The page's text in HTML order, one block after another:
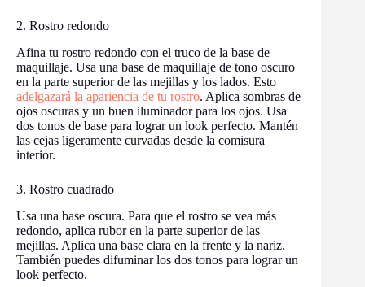
2. Rostro redondo
Afina tu rostro redondo con el truco de la base de
maquillaje. Usa una base de maquillaje de tono oscuro
en la parte superior de las mejillas y los lados. Esto
adelgazará la apariencia de tu rostro. Aplica sombras de
ojos oscuras y un buen iluminador para los ojos. Usa
dos tonos de base para lograr un look perfecto. Mantén
las cejas ligeramente curvadas desde la comisura
interior.
3. Rostro cuadrado
Usa una base oscura. Para que el rostro se vea más
redondo, aplica rubor en la parte superior de las
mejillas. Aplica una base clara en la frente y la nariz.
También puedes difuminar los dos tonos para lograr un
look perfecto.